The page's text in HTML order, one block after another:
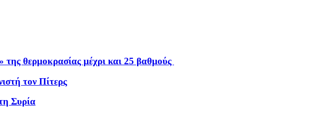
της θερμοκρασίας μέχρι και 25 βαθμούς
τον Πίτερς
Συρία